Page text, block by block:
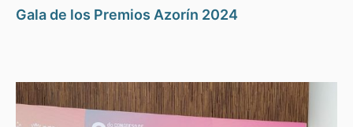
Gala de los Premios Azorín 2024